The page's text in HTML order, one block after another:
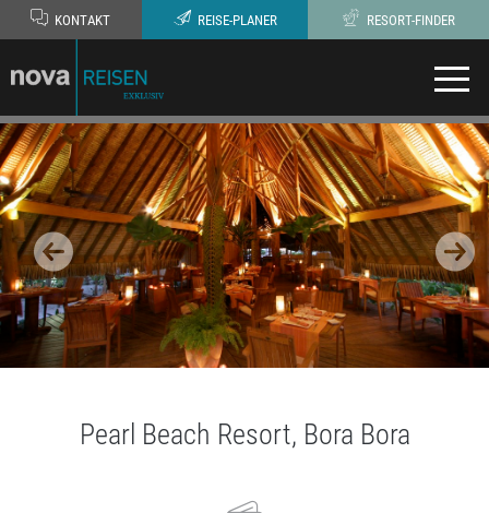
KONTAKT REISE-PLANER RESORT-FINDER
Pearl Beach Resort, Bora Bora